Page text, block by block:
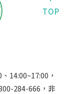
14:00~17:00，
284-666，非